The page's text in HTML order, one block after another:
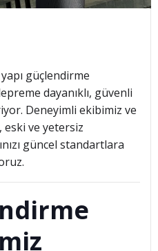
güçlendirme
dayanıklı, güvenli
Deneyimli ekibimiz ve
ve yetersiz
güncel standartlara